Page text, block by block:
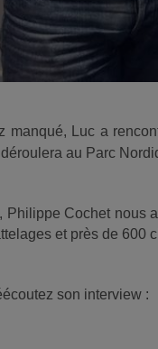
manqué, Luc a
au Parc
Philippe Cochet nous
et près de 600
son interview :